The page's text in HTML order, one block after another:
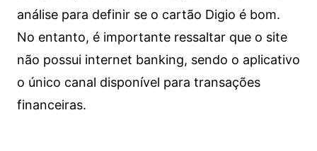
análise para definir se o cartão Digio é bom.
No entanto, é importante ressaltar que o site
não possui internet banking, sendo o aplicativo
o único canal disponível para transações
financeiras.